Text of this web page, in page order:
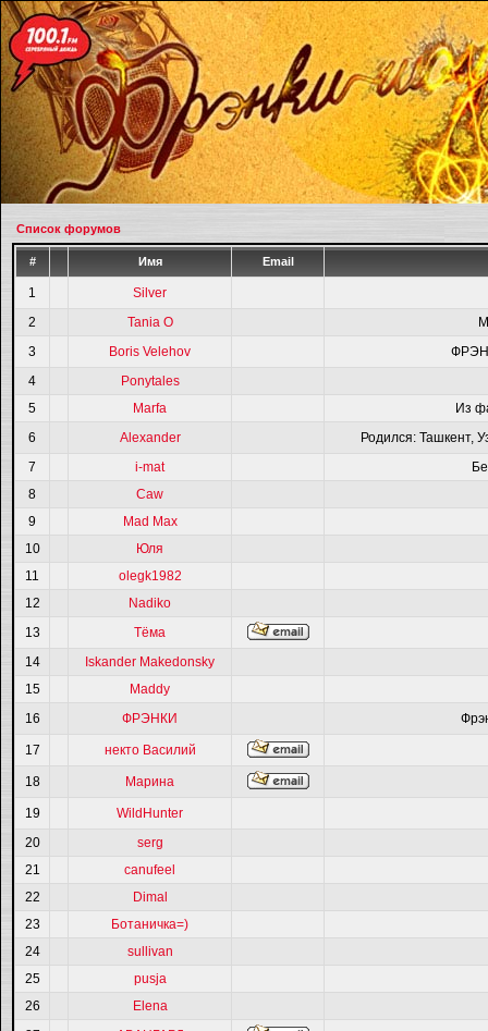
Список форумов
# Имя Email
1
Silver
2
Tania O
3
Boris Velehov
4
Ponytales
5
Marfa
Из
6
Alexander
Родился: Ташкент,
7
i-mat
8
Caw
9
Mad Max
10
Юля
11
olegk1982
12
Nadiko
13
Тёма
14
Iskander Makedonsky
15
Maddy
16
ФРЭНКИ
17 некто Василий
18 Марина
19
WildHunter
20
serg
21
canufeel
22
Dimal
23
Ботаничка=)
24
sullivan
25
pusja
26
Elena